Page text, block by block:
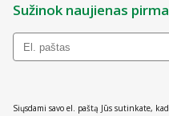
Sužinok naujienas
Siųsdami savo el. paštą Jūs sutinkate,